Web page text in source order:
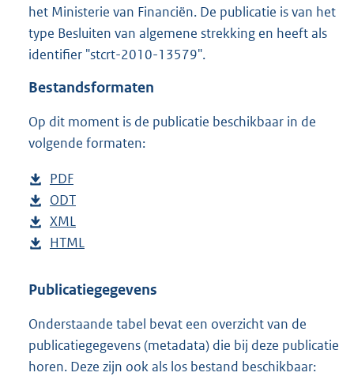
r
o
:
het Ministerie van Financiën. De publicatie is van het
type Besluiten van algemene strekking en heeft als
identifier "stcrt-2010-13579".
Bestandsformaten
Op dit moment is de publicatie beschikbaar in de
volgende formaten:
D
o
w
n
o
d
p
u
PDF
e
s
t
n
s
g
r
D
o
w
l
a
d
p
ODT
s
a
d
s
g
D
o
n
o
a
d
XML
e
t
n
d
s
D
w
l
o
a
HTML
s
a
n
d
Publicatiegegevens
Onderstaande tabel bevat een overzicht van de
publicatiegegevens (metadata) die bij deze publicatie
horen. Deze zijn ook als los bestand beschikbaar: